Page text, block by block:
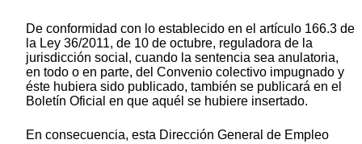
De conformidad con lo establecido en el artículo 166.3 de
la Ley 36/2011, de 10 de octubre, reguladora de la
jurisdicción social, cuando la sentencia sea anulatoria,
en todo o en parte, del Convenio colectivo impugnado y
éste hubiera sido publicado, también se publicará en el
Boletín Oficial en que aquél se hubiere insertado.
En consecuencia, esta Dirección General de Empleo